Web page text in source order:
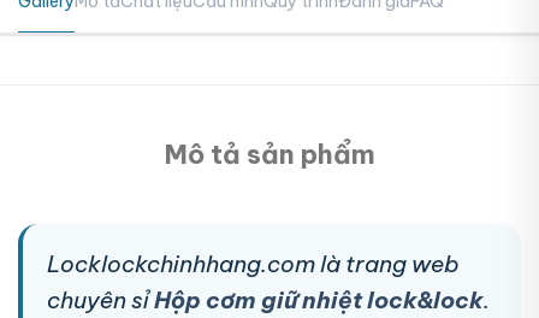
Mô tả sản phẩm
Locklockchinhhang.com là trang web
chuyên sỉHộp cơm giữ nhiệt lock&lock.